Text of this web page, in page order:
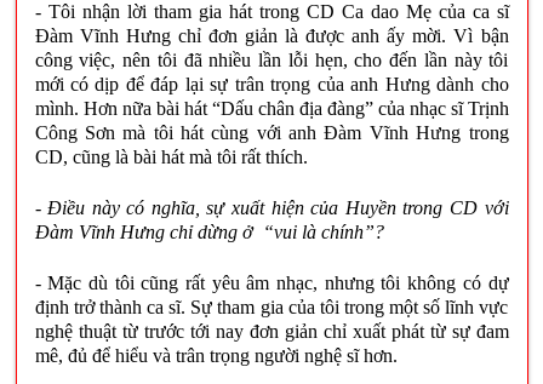
- Tôi nhận lời tham gia hát trong CD Ca dao Mẹ của ca sĩ
Đàm Vĩnh Hưng chỉ đơn giản là được anh ấy mời. Vì bận
công việc, nên tôi đã nhiều lần lỗi hẹn, cho đến lần này tôi
mới có dịp để đáp lại sự trân trọng của anh Hưng dành cho
mình. Hơn nữa bài hát “Dấu chân địa đàng” của nhạc sĩ Trịnh
Công Sơn mà tôi hát cùng với anh Đàm Vĩnh Hưng trong
CD, cũng là bài hát mà tôi rất thích.
- Điều này có nghĩa, sự xuất hiện của Huyền trong CD với
Đàm Vĩnh Hưng chỉ dừng ở “vui là chính”?
- Mặc dù tôi cũng rất yêu âm nhạc, nhưng tôi không có dự
định trở thành ca sĩ. Sự tham gia của tôi trong một số lĩnh vực
nghệ thuật từ trước tới nay đơn giản chỉ xuất phát từ sự đam
mê, đủ để hiểu và trân trọng người nghệ sĩ hơn.